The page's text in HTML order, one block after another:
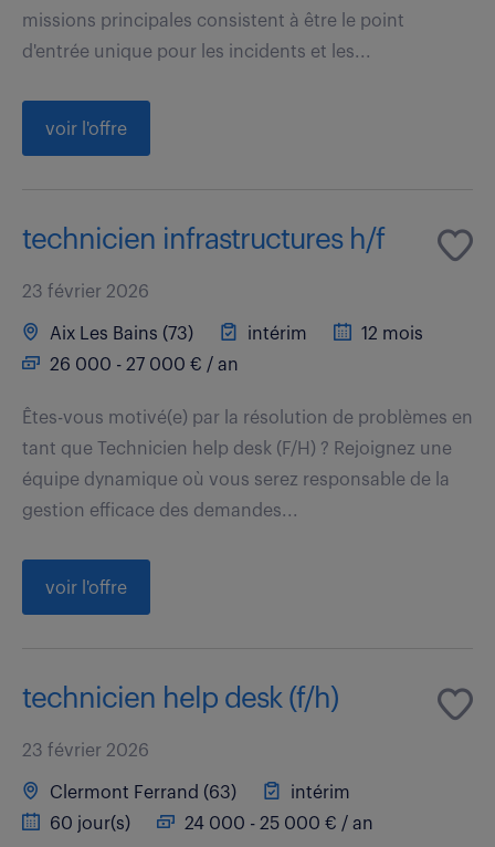
missions principales consistent à être le point
d'entrée unique pour les incidents et les...
voir l'offre
technicien infrastructures h/f
23 février 2026
Aix Les Bains (73) intérim
12 mois
26 000 - 27 000 € / an
Êtes-vous motivé(e) par la résolution de problèmes en
tant que Technicien help desk (F/H) ? Rejoignez une
équipe dynamique où vous serez responsable de la
gestion efficace des demandes...
voir l'offre
technicien help desk (f/h)
23 février 2026
Clermont Ferrand (63)
intérim
60 jour(s)
24 000 - 25 000 € / an